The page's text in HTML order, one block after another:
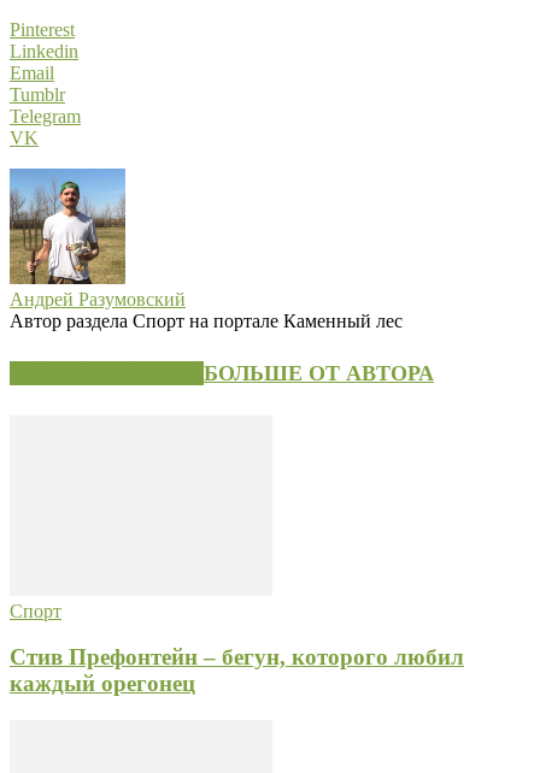
Pinterest
Linkedin
Email
Tumblr
Telegram
VK
Андрей Разумовский
Автор раздела Спорт на портале Каменный лес
БОЛЬШЕ ОТ АВТОРА
Спорт
Стив Префонтейн – бегун, которого любил
каждый орегонец